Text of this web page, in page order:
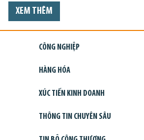
XEM THÊM
CÔNG NGHIỆP
HÀNG HÓA
XÚC TIẾN KINH DOANH
THÔNG TIN CHUYÊN SÂU